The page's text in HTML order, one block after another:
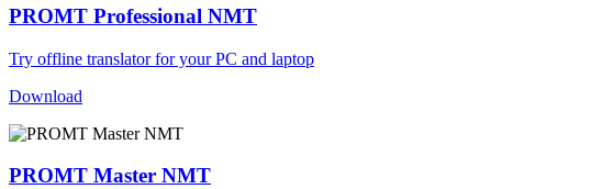
PROMT Professional NMT
Try offline translator for your PC and laptop
Download
PROMT Master NMT